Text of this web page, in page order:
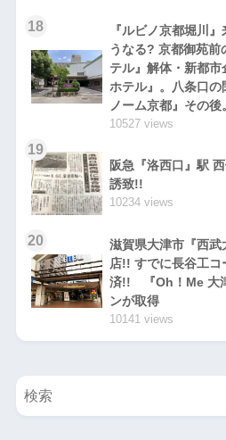
18
『ルビノ京都堀川
うなる? 京都御苑前
テル』解体・新都
ホテル』。八条口の
ノーム京都』その後。
10527 views
19
阪急『洛西口』駅
誘致!!
10234 views
20
滋賀県大津市『西武
店!! すでに長谷工
済!! 『Oh！Me 大
ンが取得
10141 views